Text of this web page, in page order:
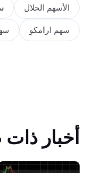
الأسهم الحلال
سهم ارامكو
أخبار